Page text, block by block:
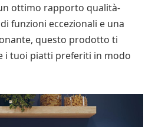
ottimo rapporto qualità-
funzioni eccezionali e una
questo prodotto ti
i tuoi piatti preferiti in modo